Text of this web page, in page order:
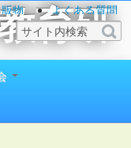
育研
物
よくある質問